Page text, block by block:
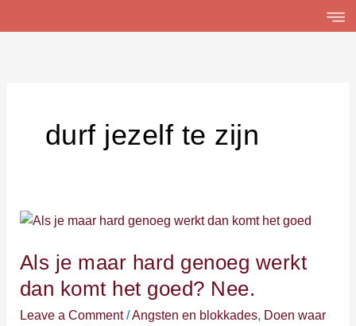
to
durf jezelf te zijn
Als je maar hard genoeg werkt
dan komt het goed? Nee.
Leave a Comment /Angsten en blokkades, Doen waar
Als
maar
hard
genoeg
werkt